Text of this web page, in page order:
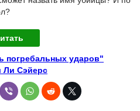
погребальных ударов"
Ли Сэйерс